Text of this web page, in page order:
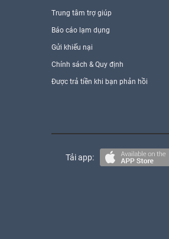
Trung tâm trợ giúp
Báo cáo lạm dụng
Gửi khiếu nại
Chính sách & Quy định
Được trả tiền khi bạn phản hồi
Tải app: